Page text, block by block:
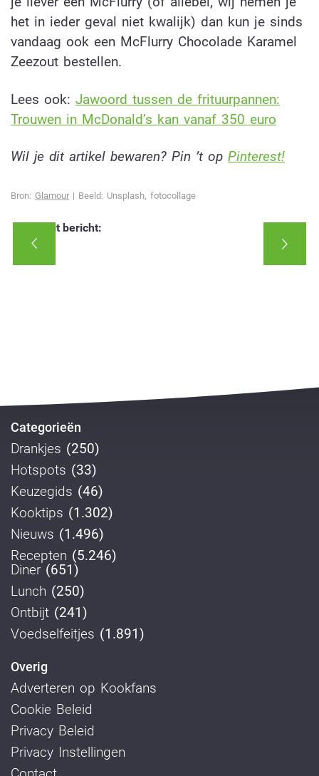
het in ieder geval niet kwalijk) dan kun je sinds
vandaag ook een McFlurry Chocolade Karamel
Zeezout bestellen.
Lees ook: Jawoord tussen de frituurpannen:
Trouwen in McDonald’s kan vanaf 350 euro
Wil je dit artikel bewaren? Pin ’t op Pinterest!
Bron: Glamour | Beeld: Unsplash, fotocollage
Deel dit bericht:
Categorieën
Drankjes (250)
Hotspots (33)
Keuzegids (46)
Kooktips (1.302)
Nieuws (1.496)
Recepten (5.246)
Diner (651)
Lunch (250)
Ontbijt (241)
Voedselfeitjes (1.891)
Overig
Adverteren op Kookfans
Cookie Beleid
Privacy Beleid
Privacy Instellingen